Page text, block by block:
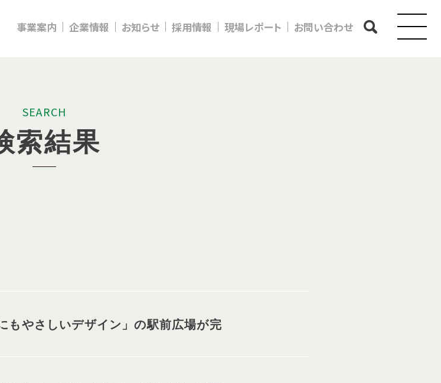
事業案内 企業情報 お知らせ 採用情報 現場レポート お問い合わせ
SEARCH
索結果
もやさしいデザイン」の駅前広場が完